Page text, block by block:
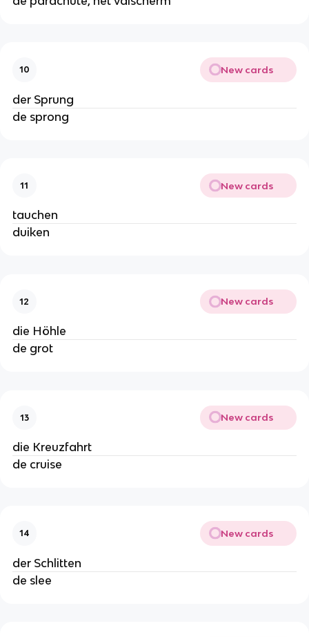
10 New cards
der Sprung
de sprong
11 New cards
tauchen
duiken
12 New cards
die Höhle
de grot
13 New cards
die Kreuzfahrt
de cruise
14 New cards
der Schlitten
de slee